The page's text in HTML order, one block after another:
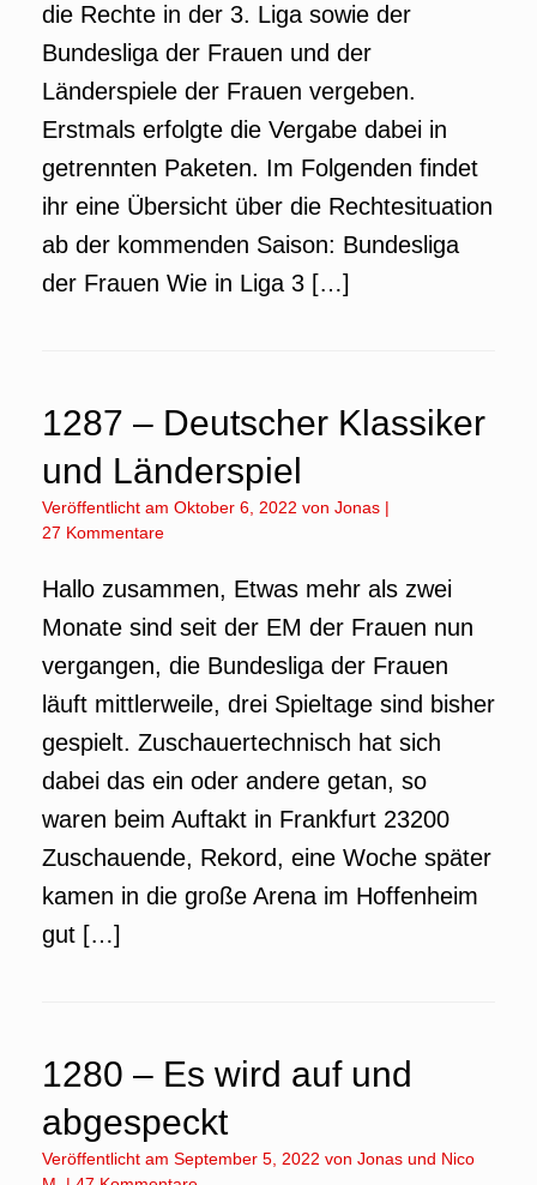
die Rechte in der 3. Liga sowie der
Bundesliga der Frauen und der
Länderspiele der Frauen vergeben.
Erstmals erfolgte die Vergabe dabei in
getrennten Paketen. Im Folgenden findet
ihr eine Übersicht über die Rechtesituation
ab der kommenden Saison: Bundesliga
der Frauen Wie in Liga 3 […]
1287 – Deutscher Klassiker
und Länderspiel
Veröffentlicht am Oktober 6, 2022 von Jonas |
27 Kommentare
Hallo zusammen, Etwas mehr als zwei
Monate sind seit der EM der Frauen nun
vergangen, die Bundesliga der Frauen
läuft mittlerweile, drei Spieltage sind bisher
gespielt. Zuschauertechnisch hat sich
dabei das ein oder andere getan, so
waren beim Auftakt in Frankfurt 23200
Zuschauende, Rekord, eine Woche später
kamen in die große Arena im Hoffenheim
gut […]
1280 – Es wird auf und
abgespeckt
Veröffentlicht am September 5, 2022 von Jonas und Nico